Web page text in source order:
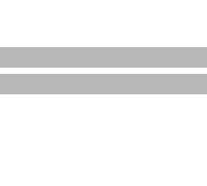
ihrer rechtlichen